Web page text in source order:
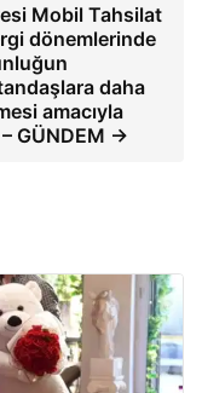
Mobil Tahsilat
dönemlerinde
daha
amacıyla
GÜNDEM →